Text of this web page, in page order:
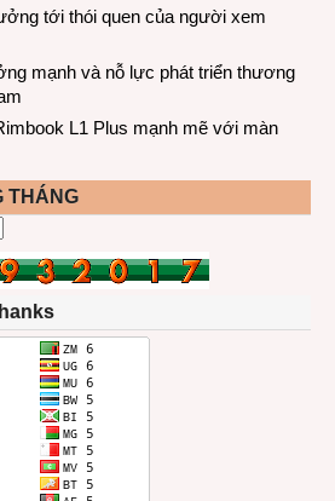
tới thói quen của người xem
mạnh và nỗ lực phát triển thương
L1 Plus mạnh mẽ với màn
THÁNG